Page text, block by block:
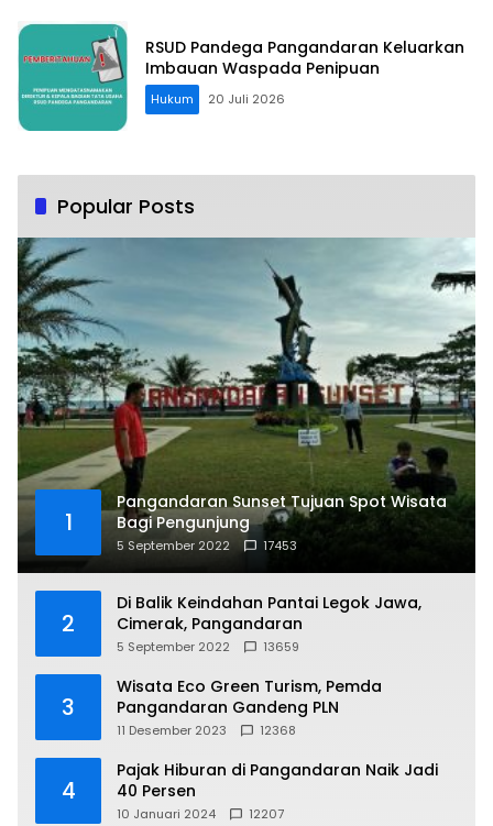
RSUD Pandega Pangandaran Keluarkan
Imbauan Waspada Penipuan
Hukum 20 Juli 2026
Popular Posts
1
Pangandaran Sunset Tujuan Spot Wisata
Bagi Pengunjung
5 September 2022 17453
2
Di Balik Keindahan Pantai Legok Jawa,
Cimerak, Pangandaran
5 September 2022 13659
3
Wisata Eco Green Turism, Pemda
Pangandaran Gandeng PLN
11 Desember 2023 12368
4
Pajak Hiburan di Pangandaran Naik Jadi
40 Persen
10 Januari 2024 12207